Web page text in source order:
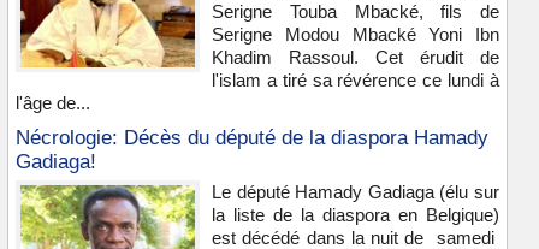
Serigne Touba Mbacké, fils de
Serigne Modou Mbacké Yoni Ibn
Khadim Rassoul. Cet érudit de
l'islam a tiré sa révérence ce lundi à
l'âge de...
Nécrologie: Décès du député de la diaspora Hamady
Gadiaga!
Le député Hamady Gadiaga (élu sur
la liste de la diaspora en Belgique)
est décédé dans la nuit de samedi